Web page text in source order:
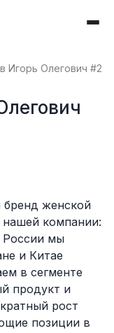
Игорь Олегович
бренд женской
компании:
России мы
и Китае
в сегменте
продукт и
рост
позиции в